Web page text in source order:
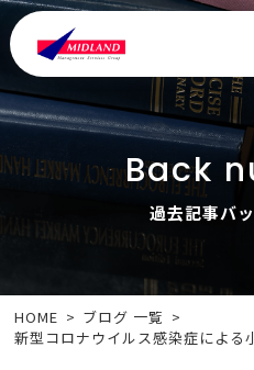
Back
過去記事バ
HOME
ブログ 一覧
新型コロナウイルス感染症による